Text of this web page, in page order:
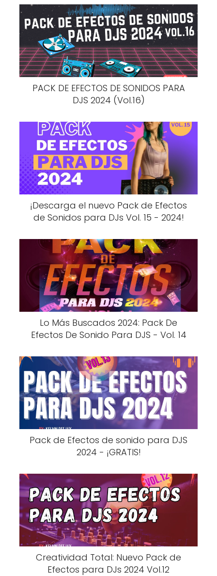
PACK DE EFECTOS DE SONIDOS PARA
DJS 2024 (Vol.16)
¡Descarga el nuevo Pack de Efectos
de Sonidos para DJs Vol. 15 - 2024!
Lo Más Buscados 2024: Pack De
Efectos De Sonido Para DJS - Vol. 14
Pack de Efectos de sonido para DJS
2024 - ¡GRATIS!
Creatividad Total: Nuevo Pack de
Efectos para DJs 2024 Vol.12